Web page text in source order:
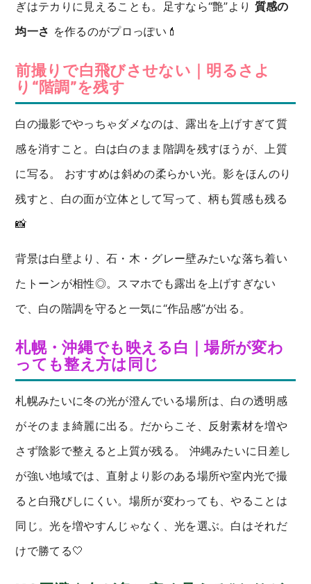
ぎはテカりに見えることも。足すなら“艶”より 質感の
均一さ を作るのがプロっぽい💄
前撮りで白飛びさせない｜明るさよ
り“階調”を残す
白の撮影でやっちゃダメなのは、露出を上げすぎて質
感を消すこと。白は白のまま階調を残すほうが、上質
に写る。 おすすめは斜めの柔らかい光。影をほんのり
残すと、白の面が立体として写って、柄も質感も残る
📸
背景は白壁より、石・木・グレー壁みたいな落ち着い
たトーンが相性◎。スマホでも露出を上げすぎない
で、白の階調を守ると一気に“作品感”が出る。
札幌・沖縄でも映える白｜場所が変わ
っても整え方は同じ
札幌みたいに冬の光が澄んでいる場所は、白の透明感
がそのまま綺麗に出る。だからこそ、反射素材を増や
さず陰影で整えると上質が残る。 沖縄みたいに日差し
が強い地域では、直射より影のある場所や室内光で撮
ると白飛びしにくい。場所が変わっても、やることは
同じ。光を増やすんじゃなく、光を選ぶ。白はそれだ
けで勝てる🤍